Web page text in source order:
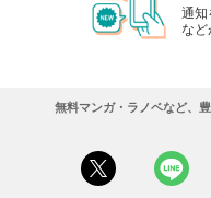
通知
など
無料マンガ・ラノベなど、